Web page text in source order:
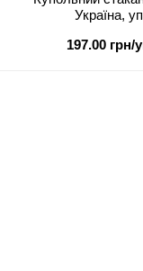
Україна,
197.00 грн/